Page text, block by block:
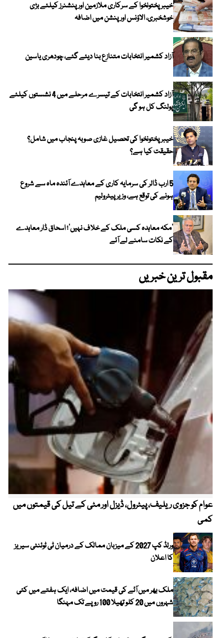
خیبرپختونخوا کے سرکاری ملازمین اور پنشنرز کیلئے بڑی
خوشخبری، الاؤنس اور پنشن میں اضافہ
آزاد کشمیر انتخابات متنازع بنا دیئے گئے، چودھری یاسین
آزاد کشمیر انتخابات کے تیسرے مرحلے میں 4 نشستوں کیلئے
پولنگ کل ہو گی
خیبر پختونخوا کی تحصیل غازی صوبہ پنجاب میں شامل؟
حقیقت کیا ہے؟
5 ارب ڈالر کی سرمایہ کاری کے معاہدے آئندہ ماہ سے شروع
ہونے کی توقع ہے، وزیر پیٹرولیم
‘مکہ معاہدہ کسی ملک کے خلاف نہیں’؛ اسحاق ڈار معاہدے
کے نکات سامنے لے آئے
مقبول ترین خبریں
عوام کو جزوی ریلیف، پیٹرول، ڈیزل اور مٹی کے تیل کی قیمتوں میں
کمی
ورلڈ کپ 2027 کے میزبان ممالک کے درمیان ٹی ٹوئنٹی سیریز
کا اعلان
ملک بھر میں آٹے کی قیمت میں اضافہ، ایک ہفتے میں کئی
شہروں میں 20 کلو تھیلا 100 روپے تک مہنگا